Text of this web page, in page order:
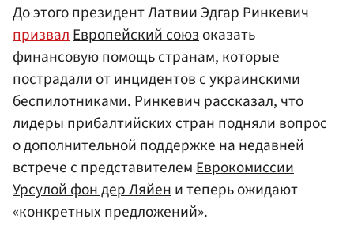
До этого президент Латвии Эдгар Ринкевич
призвалЕвропейский союзоказать
финансовую помощь странам, которые
пострадали от инцидентов с украинскими
беспилотниками. Ринкевич рассказал, что
лидеры прибалтийских стран подняли вопрос
о дополнительной поддержке на недавней
встрече с представителемЕврокомиссии
Урсулой фон дер Ляйени теперь ожидают
«конкретных предложений».